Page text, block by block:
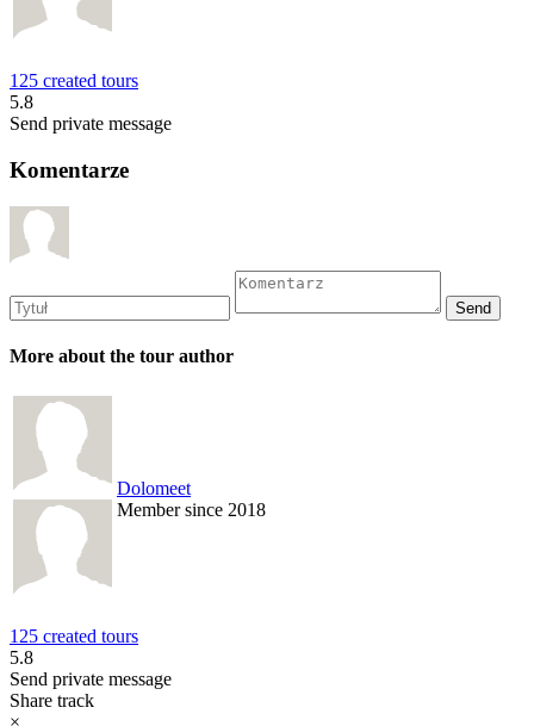
125 created tours
5.8
Send private message
Komentarze
More about the tour author
Dolomeet
Member since 2018
125 created tours
5.8
Send private message
Share track